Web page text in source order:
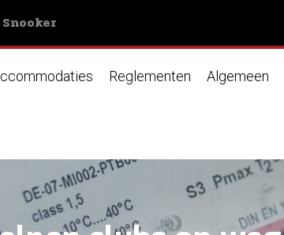
Snooker
Reglementen Algemeen